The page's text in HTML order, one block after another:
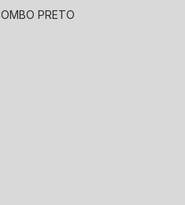
COMBO PRETO